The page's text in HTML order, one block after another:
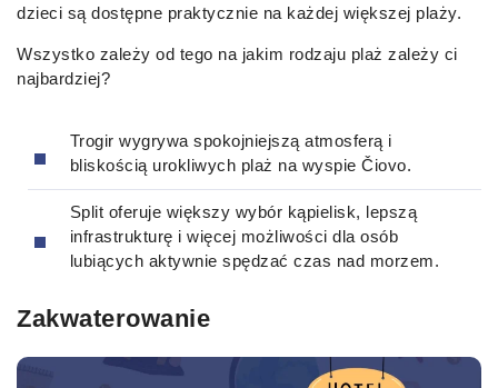
dzieci są dostępne praktycznie na każdej większej plaży.
Wszystko zależy od tego na jakim rodzaju plaż zależy ci
najbardziej?
Trogir wygrywa spokojniejszą atmosferą i
bliskością urokliwych plaż na wyspie Čiovo.
Split oferuje większy wybór kąpielisk, lepszą
infrastrukturę i więcej możliwości dla osób
lubiących aktywnie spędzać czas nad morzem.
Zakwaterowanie